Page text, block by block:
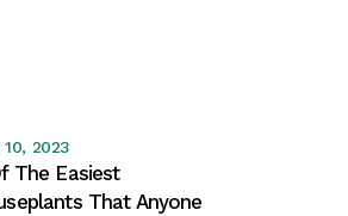
10, 2023
The Easiest
That Anyone